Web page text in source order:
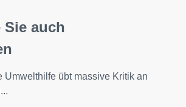
Sie auch
Umwelthilfe übt massive Kritik an